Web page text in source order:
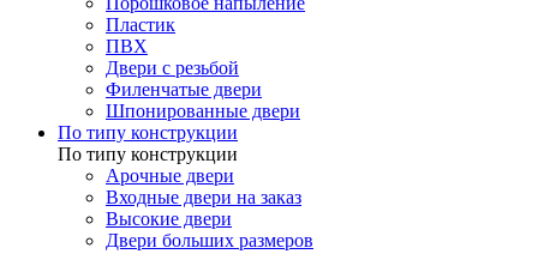
Пластик
ПВХ
Двери с резьбой
Филенчатые двери
Шпонированные двери
По типу конструкции
По типу конструкции
Арочные двери
Входные двери на заказ
Высокие двери
Двери больших размеров